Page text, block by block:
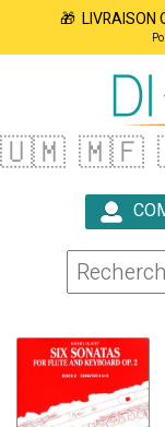
🎁 LIVRAISON
🇺🇲 🇲🇫